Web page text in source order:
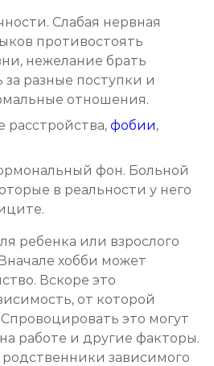
Слабая нервная
противостоять
нежелание брать
за разные поступки и
отношения.
расстройства, фобии,
фон. Больной
в реальности у него
ребенка или взрослого
хобби может
Вскоре это
от которой
это могут
работе и другие факторы.
зависимого